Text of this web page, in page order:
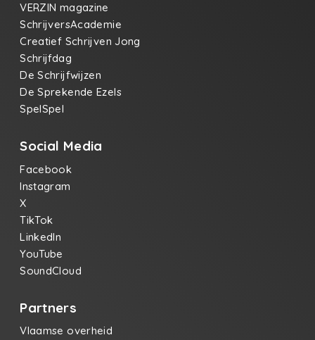
VERZIN magazine
SchrijversAcademie
Creatief Schrijven Jong
Schrijfdag
De Schrijfwijzen
De Sprekende Ezels
SpelSpel
Social Media
Facebook
Instagram
X
TikTok
LinkedIn
YouTube
SoundCloud
Partners
Vlaamse overheid